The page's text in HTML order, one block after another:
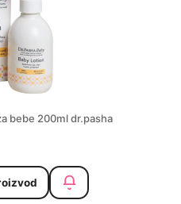
bebe 200ml dr.pasha